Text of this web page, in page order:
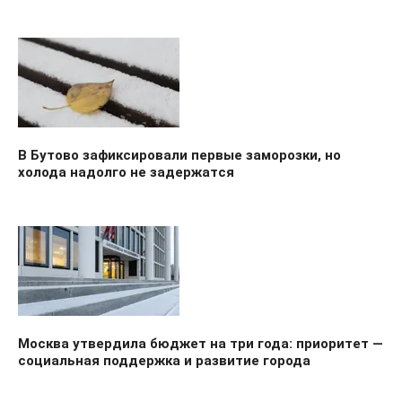
В Бутово зафиксировали первые заморозки, но
холода надолго не задержатся
Москва утвердила бюджет на три года: приоритет —
социальная поддержка и развитие города